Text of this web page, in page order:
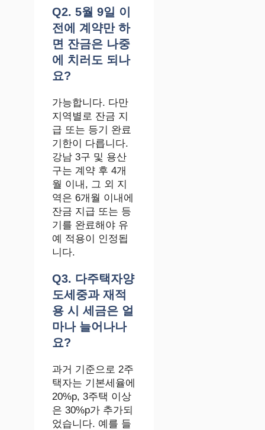
Q2. 5월 9일 이
전에 계약만 하
면 잔금은 나중
에 치러도 되나
요?
가능합니다. 다만
지역별로 잔금 지
급 또는 등기 완료
기한이 다릅니다.
강남 3구 및 용산
구는 계약 후 4개
월 이내, 그 외 지
역은 6개월 이내에
잔금 지급 또는 등
기를 완료해야 유
예 적용이 인정됩
니다.
Q3. 다주택자양
도세중과 재적
용 시 세금은 얼
마나 늘어나나
요?
과거 기준으로 2주
택자는 기본세율에
20%p, 3주택 이상
은 30%p가 추가되
었습니다. 예를 들